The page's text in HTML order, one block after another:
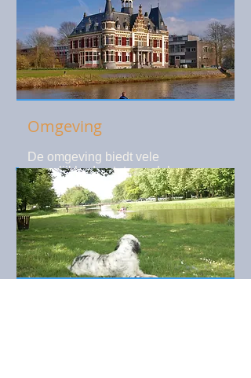
Omgeving
De omgeving biedt vele
mogelijkheden tot wandelen ,
fietsen en van kunst genieten in de
musea en galerieën in de dorpen
en stadjes in de directe omgeving.
Museum More is in dezelfde
gemeente....
Meer info